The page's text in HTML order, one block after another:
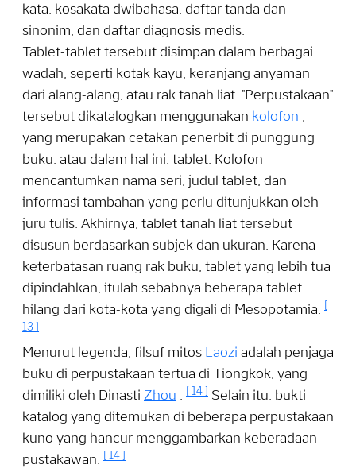
kata, kosakata dwibahasa, daftar tanda dan
sinonim, dan daftar diagnosis medis.
Tablet-tablet tersebut disimpan dalam berbagai
wadah, seperti kotak kayu, keranjang anyaman
dari alang-alang, atau rak tanah liat. "Perpustakaan"
tersebut dikatalogkan menggunakan kolofon ,
yang merupakan cetakan penerbit di punggung
buku, atau dalam hal ini, tablet. Kolofon
mencantumkan nama seri, judul tablet, dan
informasi tambahan yang perlu ditunjukkan oleh
juru tulis. Akhirnya, tablet tanah liat tersebut
disusun berdasarkan subjek dan ukuran. Karena
keterbatasan ruang rak buku, tablet yang lebih tua
dipindahkan, itulah sebabnya beberapa tablet
hilang dari kota-kota yang digali di Mesopotamia.
13
Menurut legenda, filsuf mitos Laozi adalah penjaga
buku di perpustakaan tertua di Tiongkok, yang
dimiliki oleh Dinasti Zhou . 14
Selain itu, bukti
katalog yang ditemukan di beberapa perpustakaan
kuno yang hancur menggambarkan keberadaan
pustakawan.
14